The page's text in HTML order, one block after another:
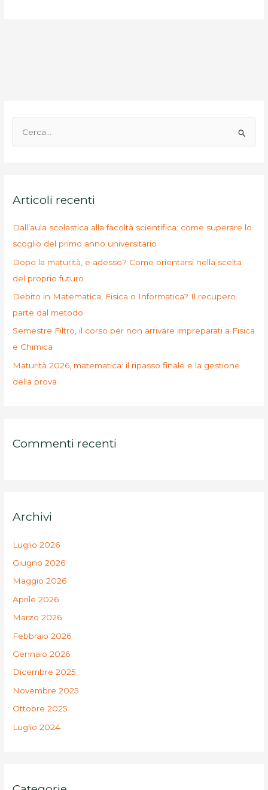
:Articoli recenti
Dall’aula scolastica alla facoltà scientifica: come superare lo
scoglio del primo anno universitario
Dopo la maturità, e adesso? Come orientarsi nella scelta
del proprio futuro
Debito in Matematica, Fisica o Informatica? Il recupero
parte dal metodo
Semestre Filtro, il corso per non arrivare impreparati a Fisica
e Chimica
Maturità 2026, matematica: il ripasso finale e la gestione
della prova
Commenti recenti
Archivi
Luglio 2026
Giugno 2026
Maggio 2026
Aprile 2026
Marzo 2026
Febbraio 2026
Gennaio 2026
Dicembre 2025
Novembre 2025
Ottobre 2025
Luglio 2024